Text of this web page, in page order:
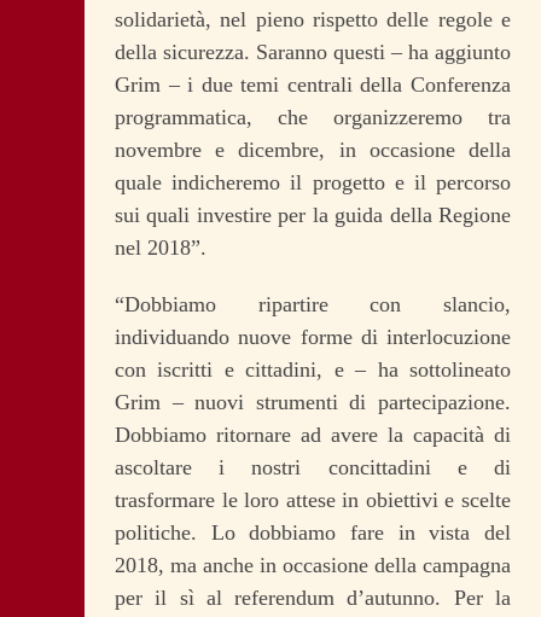
solidarietà, nel pieno rispetto delle regole e
della sicurezza. Saranno questi – ha aggiunto
Grim – i due temi centrali della Conferenza
programmatica, che organizzeremo tra
novembre e dicembre, in occasione della
quale indicheremo il progetto e il percorso
sui quali investire per la guida della Regione
nel 2018”.
“Dobbiamo ripartire con slancio,
individuando nuove forme di interlocuzione
con iscritti e cittadini, e – ha sottolineato
Grim – nuovi strumenti di partecipazione.
Dobbiamo ritornare ad avere la capacità di
ascoltare i nostri concittadini e di
trasformare le loro attese in obiettivi e scelte
politiche. Lo dobbiamo fare in vista del
2018, ma anche in occasione della campagna
per il sì al referendum d’autunno. Per la